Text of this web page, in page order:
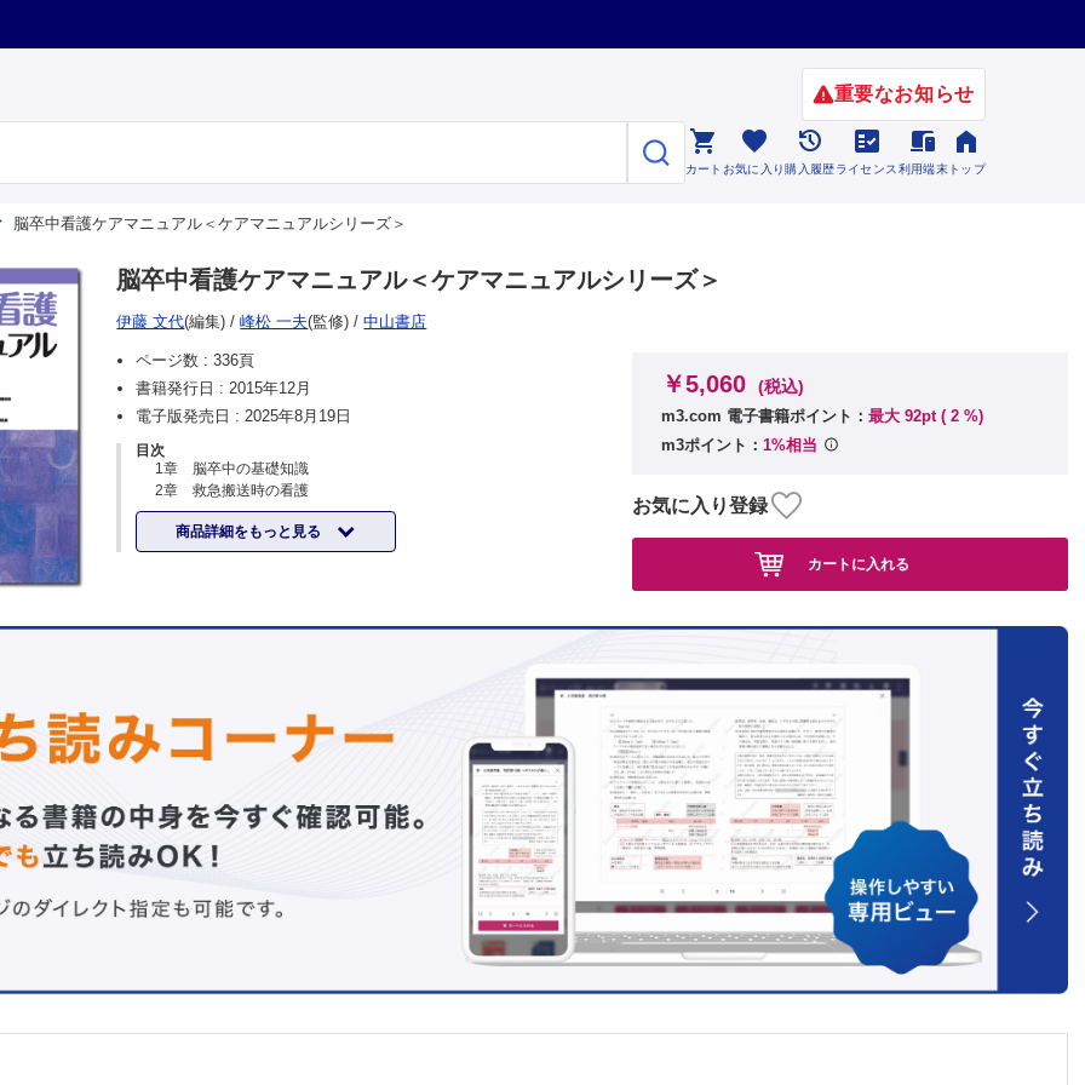
重要なお知らせ

カート

お気に入り

購入履歴

ライセンス

利用端末

トップ
脳卒中看護ケアマニュアル＜ケアマニュアルシリーズ＞
脳卒中看護ケアマニュアル＜ケアマニュアルシリーズ＞
伊藤 文代(編集) /峰松 一夫(監修) /中山書店
ページ数 :336頁
書籍発行日 :2015年12月
電子版発売日 :2025年8月19日
目次
1章 脳卒中の基礎知識
2章 救急搬送時の看護
3章 疾患別看護
4章 治療別看護
5章 症状別看護
商品詳細をもっと見る
￥5,060 (税込)
m3.com 電子書籍ポイント： 最大 92pt ( 2 %)
m3ポイント： 1%相当
お気に入り登録
カートに入れる